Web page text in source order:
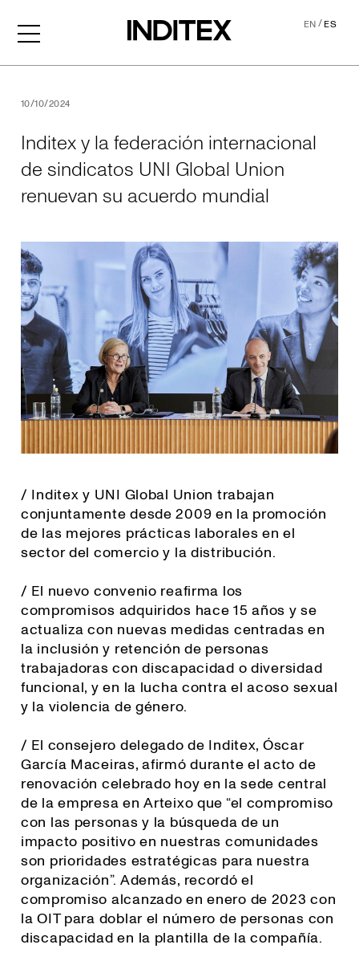
EN/ES
10/10/2024
Inditex y la federación internacional
de sindicatos UNI Global Union
renuevan su acuerdo mundial
/ Inditex y UNI Global Union trabajan
conjuntamente desde 2009 en la promoción
de las mejores prácticas laborales en el
sector del comercio y la distribución.
/ El nuevo convenio reafirma los
compromisos adquiridos hace 15 años y se
actualiza con nuevas medidas centradas en
la inclusión y retención de personas
trabajadoras con discapacidad o diversidad
funcional, y en la lucha contra el acoso sexual
y la violencia de género.
/ El consejero delegado de Inditex, Óscar
García Maceiras, afirmó durante el acto de
renovación celebrado hoy en la sede central
de la empresa en Arteixo que “el compromiso
con las personas y la búsqueda de un
impacto positivo en nuestras comunidades
son prioridades estratégicas para nuestra
organización”. Además, recordó el
compromiso alcanzado en enero de 2023 con
la OIT para doblar el número de personas con
discapacidad en la plantilla de la compañía.